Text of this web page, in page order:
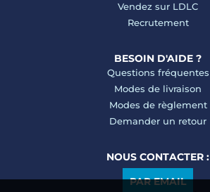
Vendez sur LDLC
Recrutement
BESOIN D'AIDE ?
Questions fréquentes
Modes de livraison
Modes de règlement
Demander un retour
NOUS CONTACTER :
PAR EMAIL